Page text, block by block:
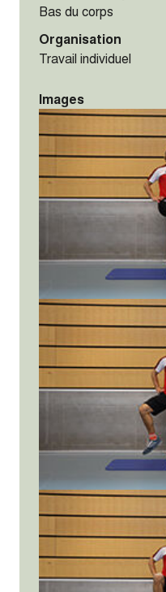
Bas du corps
Organisation
Travail individuel
Images